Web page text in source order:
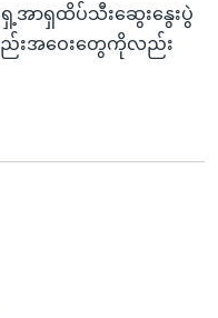
အာရှထိပ်သီးဆွေးနွေးပွဲ
းအဝေးတွေကိုလည်း